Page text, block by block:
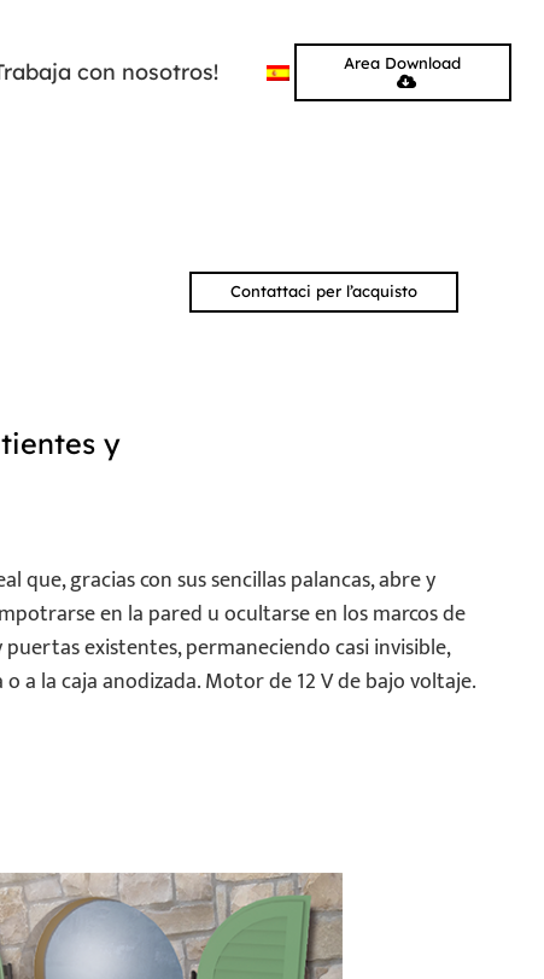
con nosotros! Area Download
y
Contattaci per l’acquisto
que, gracias con sus sencillas palancas, abre y
en la pared u ocultarse en los marcos de
existentes, permaneciendo casi invisible,
a la caja anodizada. Motor de 12 V de bajo voltaje.